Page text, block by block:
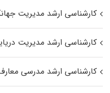
کارشناسی ارشد مدیریت
کارشناسی ارشد مدیریت
کارشناسی ارشد مدرسی